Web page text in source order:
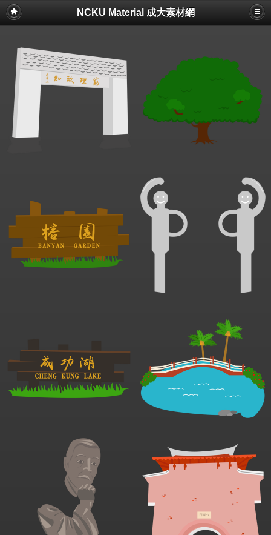
NCKU Material 成大素材網